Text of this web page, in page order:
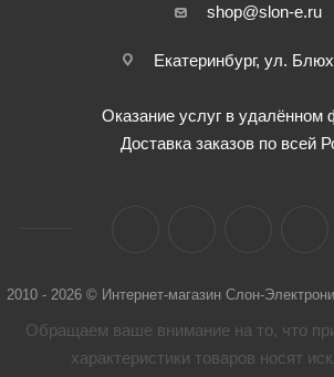
shop@slon-e.ru
Екатеринбург, ул.
Оказание услуг в удалённом
Доставка заказов по всей
2010 - 2026 © Интернет-магазин Слон-
Обращаем ваше внимание на то, что
характеристики товaров носят